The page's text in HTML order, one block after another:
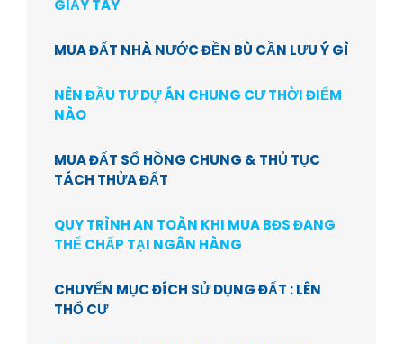
GIẤY TAY
MUA ĐẤT NHÀ NƯỚC ĐỀN BÙ CẦN LƯU Ý GÌ
NÊN ĐẦU TƯ DỰ ÁN CHUNG CƯ THỜI ĐIỂM
NÀO
MUA ĐẤT SỔ HỒNG CHUNG & THỦ TỤC
TÁCH THỬA ĐẤT
QUY TRÌNH AN TOÀN KHI MUA BĐS ĐANG
THẾ CHẤP TẠI NGÂN HÀNG
CHUYỂN MỤC ĐÍCH SỬ DỤNG ĐẤT : LÊN
THỔ CƯ